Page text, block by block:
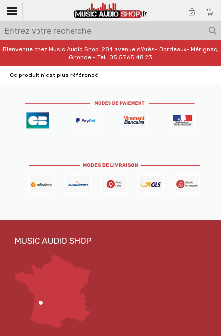
Bienvenue chez Music Audio Shop. 284 avenue d'Arès- Bordeaux- Mérignac,
Gironde - Tel : 05.57.65.48.23
Ce produit n'est plus référencé